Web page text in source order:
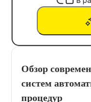
Обзор
систем
процедур